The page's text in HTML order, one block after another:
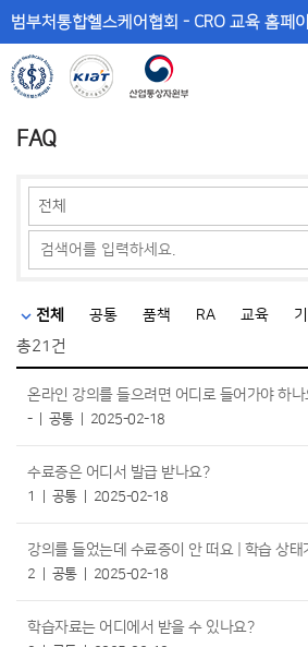
뉴
바
로
가
문
바
로
가
범부처통합헬스케어협회 - CRO 교육 홈페
FAQ
전체 공통 품책 RA 교육
총21건
- 공통
온라인 강의를 들으려면 어디로 들어가야 하나
2025-02-18
1 공통
수료증은 어디서 발급 받나요?
2025-02-18
2 공통
강의를 들었는데 수료증이 안 떠요 | 학습 상
2025-02-18
학습자료는 어디에서 받을 수 있나요?